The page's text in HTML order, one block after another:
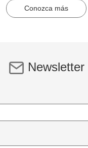
Conozca más
Newsletter